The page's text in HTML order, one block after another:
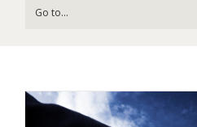
Go to...